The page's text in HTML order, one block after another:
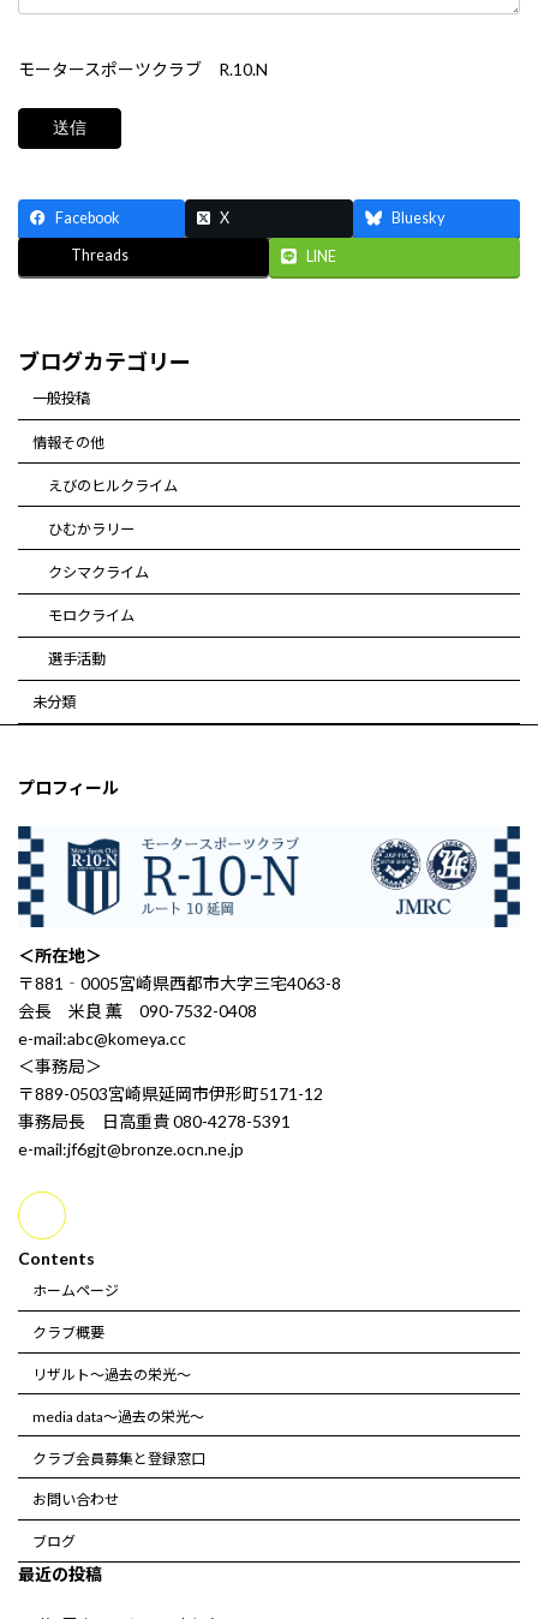
モータースポーツクラブ R.10.N
Facebook X Bluesky
Threads LINE
ブログカテゴリー
一般投稿
情報その他
えびのヒルクライム
ひむかラリー
クシマクライム
モロクライム
選手活動
未分類
プロフィール
＜所在地＞
〒881‐0005宮崎県西都市大字三宅4063-8
会長 米良 薫 090-7532-0408
e-mail:abc@komeya.cc
＜事務局＞
〒889-0503宮崎県延岡市伊形町5171-12
事務局長 日高重貴 080-4278-5391
e-mail:jf6gjt@bronze.ocn.ne.jp
Contents
ホームページ
クラブ概要
リザルト～過去の栄光～
media data～過去の栄光～
クラブ会員募集と登録窓口
お問い合わせ
ブログ
最近の投稿